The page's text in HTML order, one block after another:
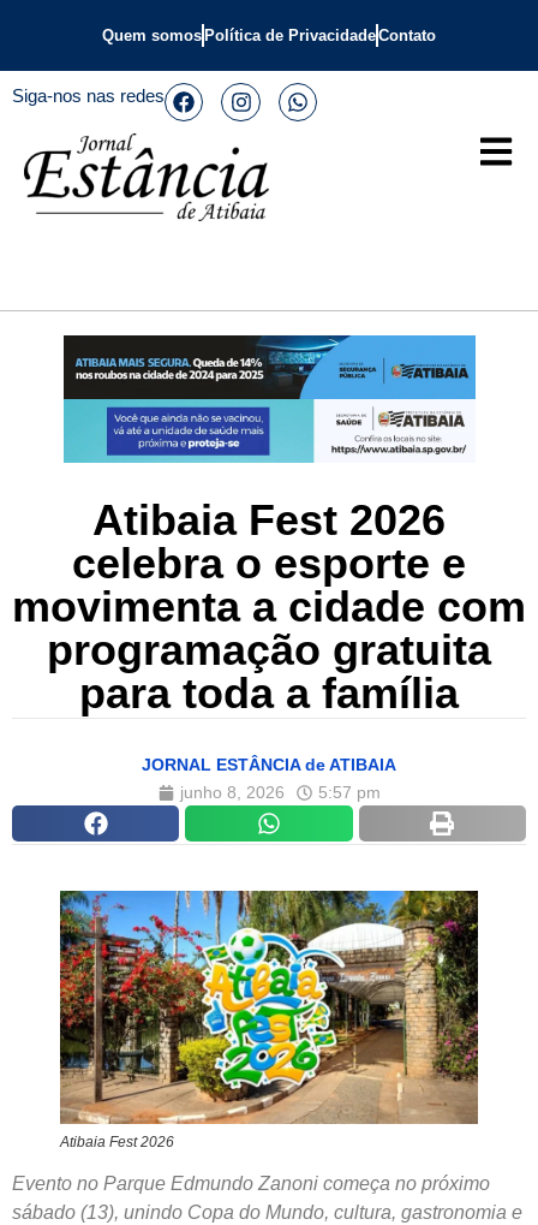
Quem somos Política de PrivacidadeContato
Siga-nos nas redes
Atibaia Fest 2026
celebra o esporte e
movimenta a cidade com
programação gratuita
para toda a família
JORNAL ESTÂNCIA de ATIBAIA
junho 8, 2026
5:57 pm
Atibaia Fest 2026
Evento no Parque Edmundo Zanoni começa no próximo
sábado (13), unindo Copa do Mundo, cultura, gastronomia e